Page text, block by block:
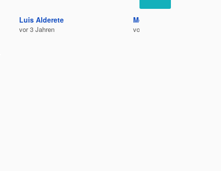
Luis Alderete
vor 3 Jahren
Megu Kurosawa
vor 3 Jahren